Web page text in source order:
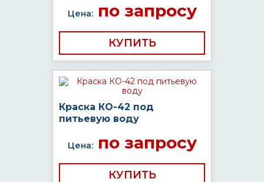
Цена:по запросу
КУПИТЬ
Краска КО-42 под
питьевую воду
Цена:по запросу
КУПИТЬ